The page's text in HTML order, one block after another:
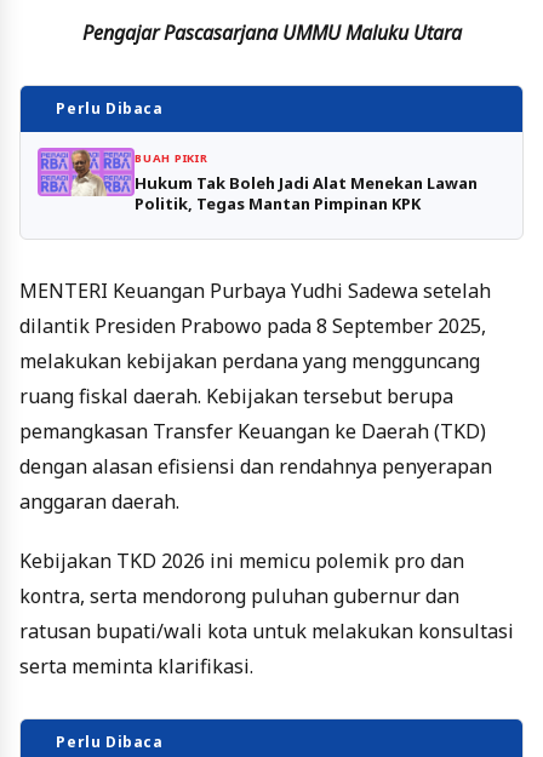
Pengajar Pascasarjana UMMU Maluku Utara
Perlu Dibaca
BUAH PIKIR
Hukum Tak Boleh Jadi Alat Menekan Lawan
Politik, Tegas Mantan Pimpinan KPK
MENTERI Keuangan Purbaya Yudhi Sadewa setelah
dilantik Presiden Prabowo pada 8 September 2025,
melakukan kebijakan perdana yang mengguncang
ruang fiskal daerah. Kebijakan tersebut berupa
pemangkasan Transfer Keuangan ke Daerah (TKD)
dengan alasan efisiensi dan rendahnya penyerapan
anggaran daerah.
Kebijakan TKD 2026 ini memicu polemik pro dan
kontra, serta mendorong puluhan gubernur dan
ratusan bupati/wali kota untuk melakukan konsultasi
serta meminta klarifikasi.
Perlu Dibaca